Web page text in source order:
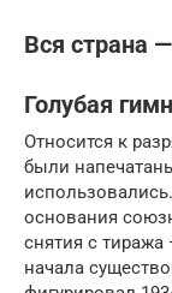
Вся страна
Голубая
Относится к
были
основания
снятия с
начала